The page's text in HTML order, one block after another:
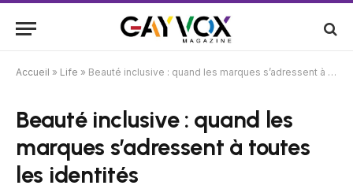
Accueil » Life » Beauté inclusive : quand les marques s’adressent à toutes les identités
Beauté inclusive : quand les
marques s’adressent à toutes
les identités